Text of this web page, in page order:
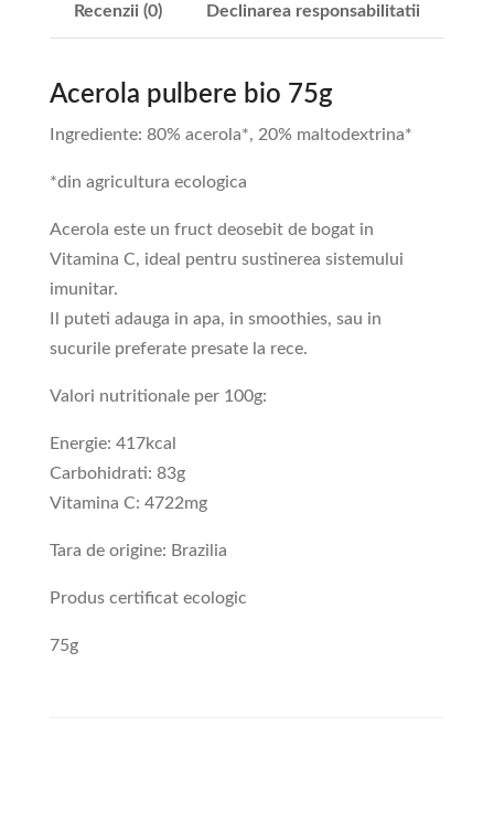
Recenzii (0) Declinarea responsabilitatii
Acerola pulbere bio 75g
Ingrediente: 80% acerola*, 20% maltodextrina*
*din agricultura ecologica
Acerola este un fruct deosebit de bogat in
Vitamina C, ideal pentru sustinerea sistemului
imunitar.
Il puteti adauga in apa, in smoothies, sau in
sucurile preferate presate la rece.
Valori nutritionale per 100g:
Energie: 417kcal
Carbohidrati: 83g
Vitamina C: 4722mg
Tara de origine: Brazilia
Produs certificat ecologic
75g